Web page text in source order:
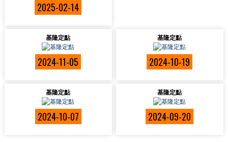
2025-02-14
基隆定點
2024-11-05
基隆定點
2024-10-19
基隆定點
2024-10-07
基隆定點
2024-09-20